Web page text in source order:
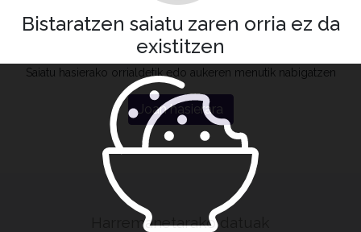
Bistaratzen saiatu zaren orria ez da
existitzen
Saiatu hasierako orrialdetik edo aukeren menutik nabigatzen
Joan hasierara
Harremanetarako datuak